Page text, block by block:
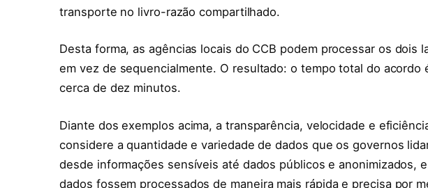
transporte no livro-razão compartilhado.
Desta forma, as agências locais do CCB podem processar os dois
em vez de sequencialmente. O resultado: o tempo total do acordo
cerca de dez minutos.
Diante dos exemplos acima, a transparência, velocidade e
considere a quantidade e variedade de dados que os governos
desde informações sensíveis até dados públicos e anonimizados,
dados fossem processados de maneira mais rápida e precisa por